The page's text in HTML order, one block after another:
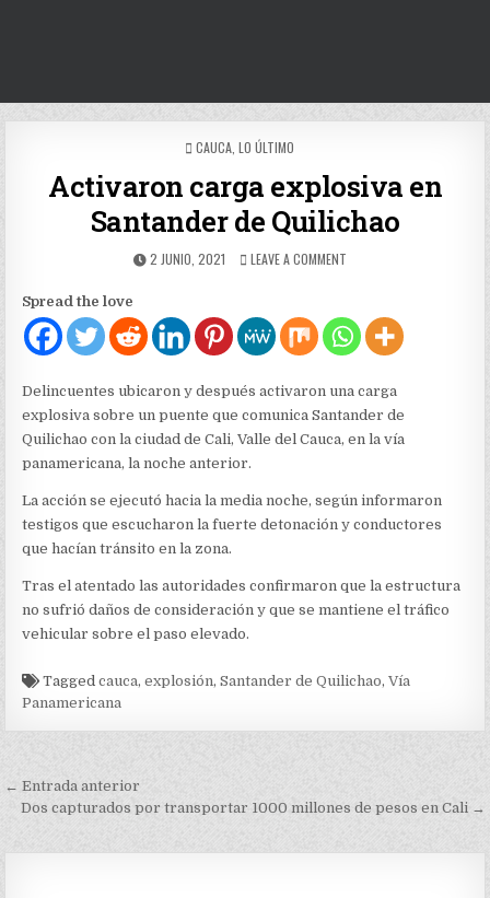
POSTED
CAUCA LO ÚLTIMO
Activaron carga explosiva en
Santander de Quilichao
PUBLISHED
2 JUNIO, 2021 LEAVE A COMMENTON
EXPLOSIVA
EN
SANTANDER
QUILICHAO
Spread the love
Delincuentes ubicaron y después activaron una carga
explosiva sobre un puente que comunica Santander de
Quilichao con la ciudad de Cali, Valle del Cauca, en la vía
panamericana, la noche anterior.
La acción se ejecutó hacia la media noche, según informaron
testigos que escucharon la fuerte detonación y conductores
que hacían tránsito en la zona.
Tras el atentado las autoridades confirmaron que la estructura
no sufrió daños de consideración y que se mantiene el tráfico
vehicular sobre el paso elevado.
Taggedcauca,explosión,Santander de Quilichao,Vía
Panamericana
Navegación
de
entradas
← Entrada anterior
Dos capturados por transportar 1000 millones de pesos en Cali →